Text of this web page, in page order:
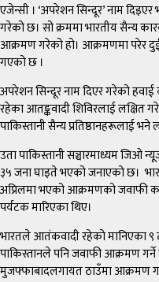
एजेन्सी । ‘अपरेशन सिन्दूर’ नाम
गरेको छ। सो क्रममा भारतीय सैन्य
आक्रमण गरेको हो। आक्रमणमा परेर
गएको छ ।
अपरेशन सिन्दूर नाम दिएर गरेको हवाई
रहेका आतङ्कवादी शिविरलाई लक्षित
पाकिस्तानी सैन्य प्रतिष्ठानहरूलाई
उता पाकिस्तानी सञ्चारमाध्यम जिओ
३५ जना घाइते भएको जनाएको छ।
अप्रिलमा भएको आक्रमणको जवाफी
पर्यटक मारिएका थिए।
भारतले आतंकवादी रहेको मानिएका
पाकिस्तानले पनि जवाफी आक्रमण
मुजफ्फाबादलगायत ठाउँमा आक्रमण